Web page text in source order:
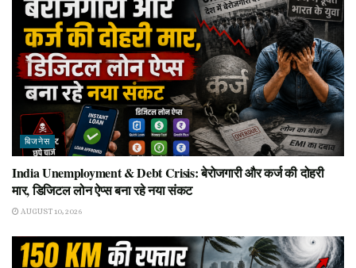
बिजनेस
India Unemployment & Debt Crisis: बेरोजगारी और कर्ज की दोहरी
मार, डिजिटल लोन ऐप्स बना रहे नया संकट
AUGUST 10, 2026